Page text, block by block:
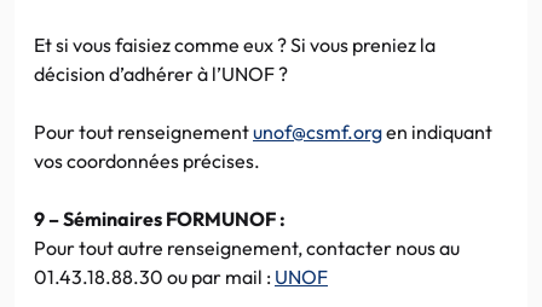
Et si vous faisiez comme eux ? Si vous preniez la
décision d’adhérer à l’UNOF ?
Pour tout renseignementunof@csmf.orgen indiquant
vos coordonnées précises.
9 – Séminaires FORMUNOF :
Pour tout autre renseignement, contacter nous au
01.43.18.88.30 ou par mail : UNOF